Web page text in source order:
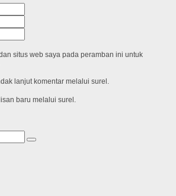
situs web saya pada peramban ini untuk
lanjut komentar melalui surel.
baru melalui surel.